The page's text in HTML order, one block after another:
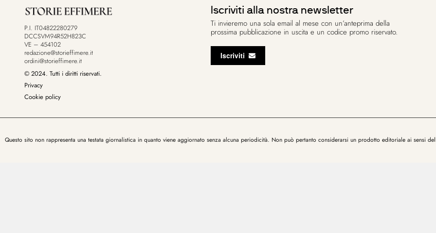
P.I. IT04822280279
DCCSVM94R52H823C
VE – 454102
redazione@storieffimere.it
ordini@storieffimere.it
© 2024. Tutti i diritti riservati.
Privacy
Cookie policy
Iscriviti alla nostra newsletter
Ti invieremo una sola email al mese con un’anteprima della
prossima pubblicazione in uscita e un codice promo riservato.
Iscriviti
Questo sito non rappresenta una testata giornalistica in quanto viene aggiornato senza alcuna periodicità. Non può pertanto considerarsi un prodotto editoriale ai sensi